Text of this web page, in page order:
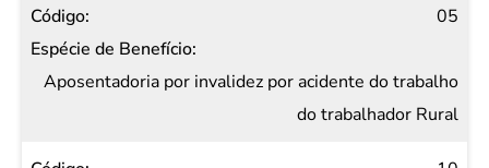
05
Aposentadoria por invalidez por acidente do trabalho
do trabalhador Rural